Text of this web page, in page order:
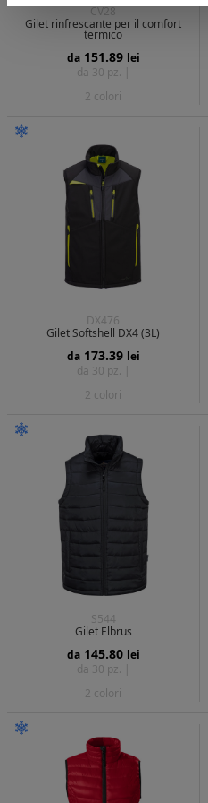
CV28
Gilet rinfrescante per il comfort
termico
da 151.89 lei
da 30 pz. |
2 colori
DX476
Gilet Softshell DX4 (3L)
da 173.39 lei
da 30 pz. |
2 colori
S544
Gilet Elbrus
da 145.80 lei
da 30 pz. |
2 colori